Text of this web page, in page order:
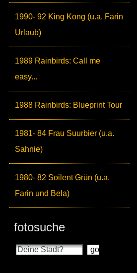
1990- 92 King Kong (u.a. Farin
Urlaub)
1989 Rainbirds: Call me
easy...
1988 Rainbirds: Blueprint Tour
1981- 84 Frau Suurbier (u.a.
Sahnie)
1980- 82 Soilent Grün (u.a.
Farin und Bela)
fotosuche